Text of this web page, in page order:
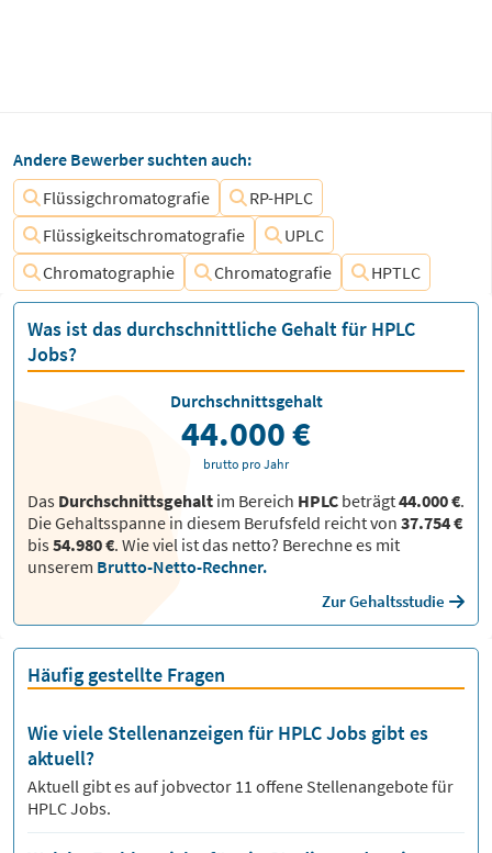
Andere Bewerber suchten auch:
Flüssigchromatografie
RP-HPLC
Flüssigkeitschromatografie
UPLC
Chromatographie
Chromatografie HPTLC
Was ist das durchschnittliche Gehalt für HPLC
Jobs?
Das Durchschnittsgehalt im Bereich HPLC beträgt44.000 €.
Die Gehaltsspanne in diesem Berufsfeld reicht von 37.754 €
bis54.980 €. Wie viel ist das netto? Berechne es mit
unserem Brutto-Netto-Rechner.
Zur Gehaltsstudie
Durchschnittsgehalt
44.000 €
brutto pro Jahr
Häufig gestellte Fragen
Wie viele Stellenanzeigen für HPLC Jobs gibt es
aktuell?
Aktuell gibt es auf jobvector 11 offene Stellenangebote für
HPLC Jobs.